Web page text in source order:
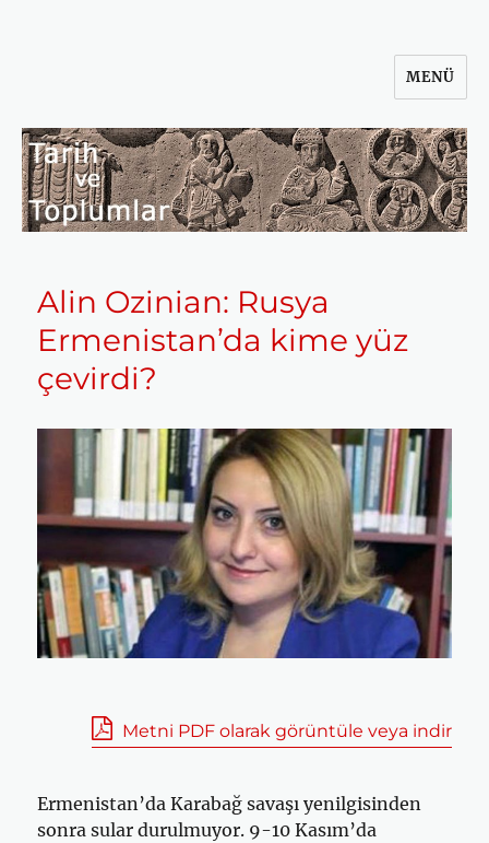
MENÜ
Alin Ozinian: Rusya
Ermenistan’da kime yüz
çevirdi?
Metni PDF olarak görüntüle veya indir
Ermenistan’da Karabağ savaşı yenilgisinden
sonra sular durulmuyor. 9-10 Kasım’da